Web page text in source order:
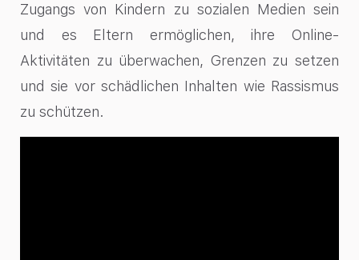
Zugangs von Kindern zu sozialen Medien sein
und es Eltern ermöglichen, ihre Online-
Aktivitäten zu überwachen, Grenzen zu setzen
und sie vor schädlichen Inhalten wie Rassismus
zu schützen.